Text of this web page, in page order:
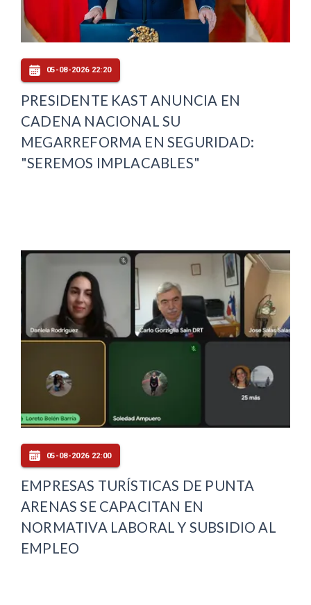
05-08-2026 22:20
PRESIDENTE KAST ANUNCIA EN
CADENA NACIONAL SU
MEGARREFORMA EN SEGURIDAD:
"SEREMOS IMPLACABLES"
05-08-2026 22:00
EMPRESAS TURÍSTICAS DE PUNTA
ARENAS SE CAPACITAN EN
NORMATIVA LABORAL Y SUBSIDIO AL
EMPLEO